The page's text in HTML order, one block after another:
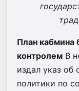
План кабмина
контролем В
издал указ об
политики по